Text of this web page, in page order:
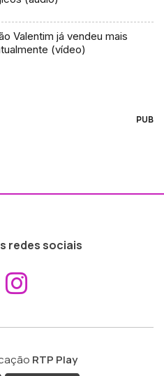
Valentim já vendeu mais
(vídeo)
PUB
redes sociais
Aceder ao
RTP Play